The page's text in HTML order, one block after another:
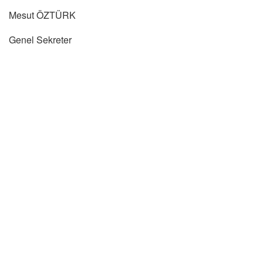
Mesut ÖZTÜRK
Genel Sekreter